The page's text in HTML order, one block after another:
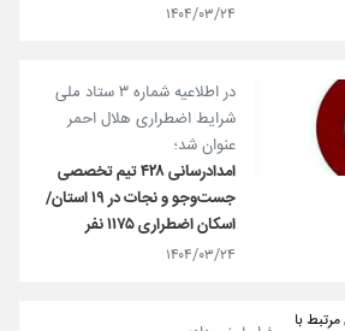
۱۴۰۴/۰۳/۲۴
در اطلاعیه شماره ۳ ستاد ملی
شرایط اضطراری هلال احمر
عنوان شد؛
امدادرسانی ۴۲۸ تیم تخصصی
جست‌وجو و نجات در ۱۹ استان/
اسکان اضطراری ۱۱۷۵ نفر
۱۴۰۴/۰۳/۲۴